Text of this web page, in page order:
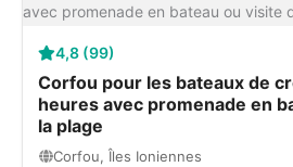
4,8 (99)
Corfou pour les bateaux de
heures avec promenade en
la plage
Corfou, Îles Ioniennes